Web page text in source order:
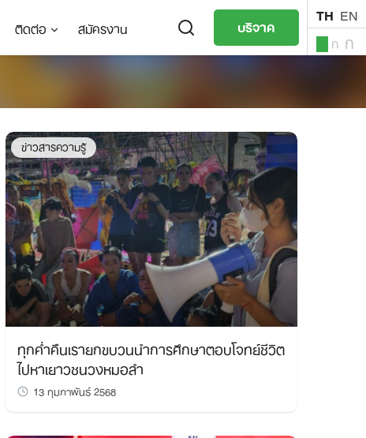
ติดต่อ สมัครงาน บริจาค TH EN
ก ก
TH
ข่าวสารความรู้
ทุกค่ำคืนเรายกขบวนนำการศึกษาตอบโจทย์ชีวิต
ไปหาเยาวชนวงหมอลำ
13 กุมภาพันธ์ 2568